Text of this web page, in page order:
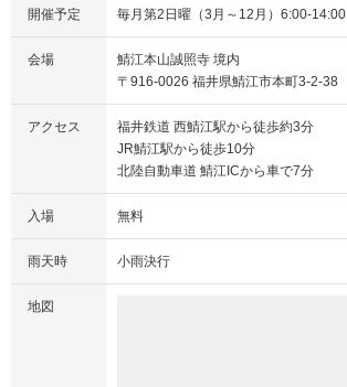
開催予定 毎月第2日曜（3月～12月）6:00-14:00
会場
鯖江本山誠照寺 境内
〒916-0026 福井県鯖江市本町3-2-38
アクセス
福井鉄道 西鯖江駅から徒歩約3分
JR鯖江駅から徒歩10分
北陸自動車道 鯖江ICから車で7分
入場 無料
雨天時 小雨決行
地図